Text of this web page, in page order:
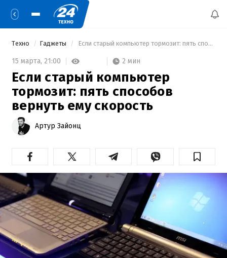
Техно Гаджеты Если старый компьютер тормозит: пять способов вернуть ему скорость
15 марта, 21:00 2 мин
Если старый компьютер
тормозит: пять способов
вернуть ему скорость
Артур Зайонц